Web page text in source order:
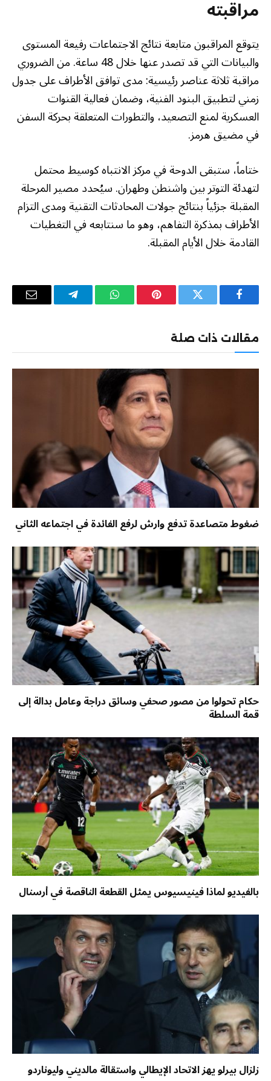
مراقبته
يتوقع المراقبون متابعة نتائج الاجتماعات رفيعة المستوى
والبيانات التي قد تصدر عنها خلال 48 ساعة. من الضروري
مراقبة ثلاثة عناصر رئيسية: مدى توافق الأطراف على جدول
زمني لتطبيق البنود الفنية، وضمان فعالية القنوات
العسكرية لمنع التصعيد، والتطورات المتعلقة بحركة السفن
في مضيق هرمز.
ختاماً، ستبقى الدوحة في مركز الانتباه كوسيط محتمل
لتهدئة التوتر بين واشنطن وطهران. سيُحدد مصير المرحلة
المقبلة جزئياً بنتائج جولات المحادثات التقنية ومدى التزام
الأطراف بمذكرة التفاهم، وهو ما سنتابعه في التغطيات
القادمة خلال الأيام المقبلة.
فيسبوك تويتر بينتيريستواتساب تيلقرام
البريد
مقالات ذات صلة
ضغوط متصاعدة تدفع وارش لرفع الفائدة في اجتماعه الثاني
حكام تحولوا من مصور صحفي وسائق دراجة وعامل بدالة إلى
قمة السلطة
بالفيديو لماذا فينيسيوس يمثل القطعة الناقصة في أرسنال
زلزال بيرلو يهز الاتحاد الإيطالي واستقالة مالديني وليوناردو